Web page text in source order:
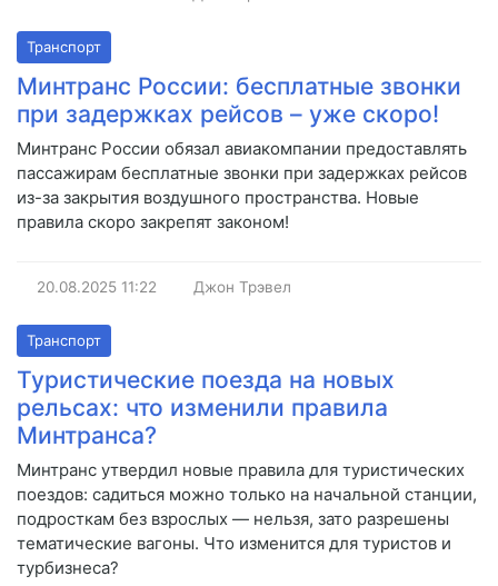
Транспорт
Минтранс России: бесплатные звонки
при задержках рейсов – уже скоро!
Минтранс России обязал авиакомпании предоставлять
пассажирам бесплатные звонки при задержках рейсов
из-за закрытия воздушного пространства. Новые
правила скоро закрепят законом!
20.08.2025 11:22 Джон Трэвел
Транспорт
Туристические поезда на новых
рельсах: что изменили правила
Минтранса?
Минтранс утвердил новые правила для туристических
поездов: садиться можно только на начальной станции,
подросткам без взрослых — нельзя, зато разрешены
тематические вагоны. Что изменится для туристов и
турбизнеса?